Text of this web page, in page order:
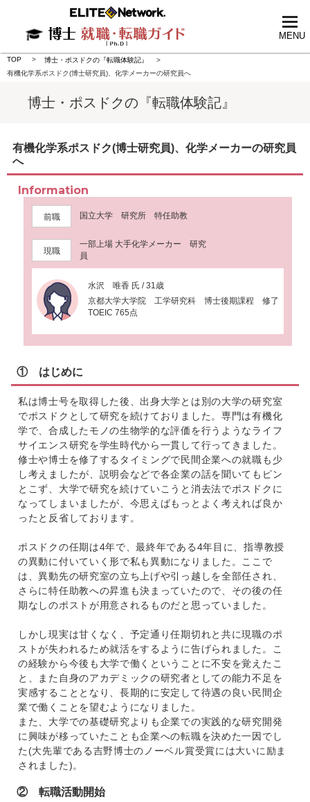
MENU
TOP
博士・ポスドクの『転職体験記』
有機化学系ポスドク(博士研究員)、化学メーカーの研究員へ
博士・ポスドクの『転職体験記』
有機化学系ポスドク(博士研究員)、化学メーカーの研究員
へ
Information
前職 国立大学 研究所 特任助教
現職
一部上場 大手化学メーカー 研究
員
水沢 唯香 氏 / 31歳
京都大学大学院 工学研究科 博士後期課程 修了
TOEIC 765点
① はじめに
私は博士号を取得した後、出身大学とは別の大学の研究室
でポスドクとして研究を続けておりました。専門は有機化
学で、合成したモノの生物学的な評価を行うようなライフ
サイエンス研究を学生時代から一貫して行ってきました。
修士や博士を修了するタイミングで民間企業への就職も少
し考えましたが、説明会などで各企業の話を聞いてもピン
とこず、大学で研究を続けていこうと消去法でポスドクに
なってしまいましたが、今思えばもっとよく考えれば良か
ったと反省しております。
ポスドクの任期は4年で、最終年である4年目に、指導教授
の異動に付いていく形で私も異動になりました。ここで
は、異動先の研究室の立ち上げや引っ越しを全部任され、
さらに特任助教への昇進も決まっていたので、その後の任
期なしのポストが用意されるものだと思っていました。
しかし現実は甘くなく、予定通り任期切れと共に現職のポ
ストが失われるため就活をするように告げられました。こ
の経験から今後も大学で働くということに不安を覚えたこ
と、また自身のアカデミックの研究者としての能力不足を
実感することとなり、長期的に安定して待遇の良い民間企
業で働くことを望むようになりました。
また、大学での基礎研究よりも企業での実践的な研究開発
に興味が移っていたことも企業への転職を決めた一因でし
た(大先輩である吉野博士のノーベル賞受賞には大いに励ま
されました)。
② 転職活動開始